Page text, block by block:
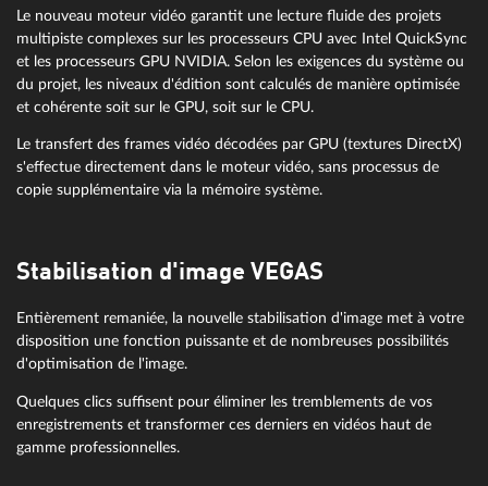
Le nouveau moteur vidéo garantit une lecture fluide des projets
multipiste complexes sur les processeurs CPU avec Intel QuickSync
et les processeurs GPU NVIDIA. Selon les exigences du système ou
du projet, les niveaux d'édition sont calculés de manière optimisée
et cohérente soit sur le GPU, soit sur le CPU.
Le transfert des frames vidéo décodées par GPU (textures DirectX)
s'effectue directement dans le moteur vidéo, sans processus de
copie supplémentaire via la mémoire système.
Stabilisation d'image VEGAS
Entièrement remaniée, la nouvelle stabilisation d'image met à votre
disposition une fonction puissante et de nombreuses possibilités
d'optimisation de l'image.
Quelques clics suffisent pour éliminer les tremblements de vos
enregistrements et transformer ces derniers en vidéos haut de
gamme professionnelles.